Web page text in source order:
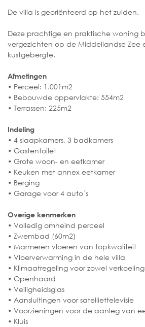
De villa is georiënteerd op het zuiden.
Deze prachtige en praktische woning
vergezichten op de Middellandse Zee
kustgebergte.
Afmetingen
• Perceel: 1.001m2
• Bebouwde oppervlakte: 554m2
• Terrassen: 225m2
Indeling
• 4 slaapkamers, 3 badkamers
• Gastentoilet
• Grote woon- en eetkamer
• Keuken met annex eetkamer
• Berging
• Garage voor 4 auto´s
Overige kenmerken
• Volledig omheind perceel
• Zwembad (60m2)
• Marmeren vloeren van topkwaliteit
• Vloerverwarming in de hele villa
• Klimaatregeling voor zowel
• Openhaard
• Veiligheidsglas
• Aansluitingen voor satelliettelevisie
• Voorzieningen voor de aanleg van
• Kluis